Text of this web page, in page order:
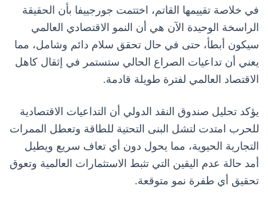
في خلاصة تقييمها القاتم، اختتمت جورجييفا بأن الحقيقة
الراسخة الوحيدة الآن هي أن النمو الاقتصادي العالمي
سيكون أبطأ، حتى في حال تحقق سلام دائم وشامل، مما
يعني أن تداعيات الصراع الحالي ستستمر في إثقال كاهل
الاقتصاد العالمي لفترة طويلة قادمة.
يؤكد تحليل صندوق النقد الدولي أن التداعيات الاقتصادية
للحرب امتدت لتشل البنى التحتية للطاقة وتعطل الممرات
التجارية الحيوية، مما يحول دون أي تعاف سريع ويطيل
أمد حالة عدم اليقين التي تثبط الاستثمارات العالمية وتعوق
تحقيق أي طفرة نمو متوقعة.